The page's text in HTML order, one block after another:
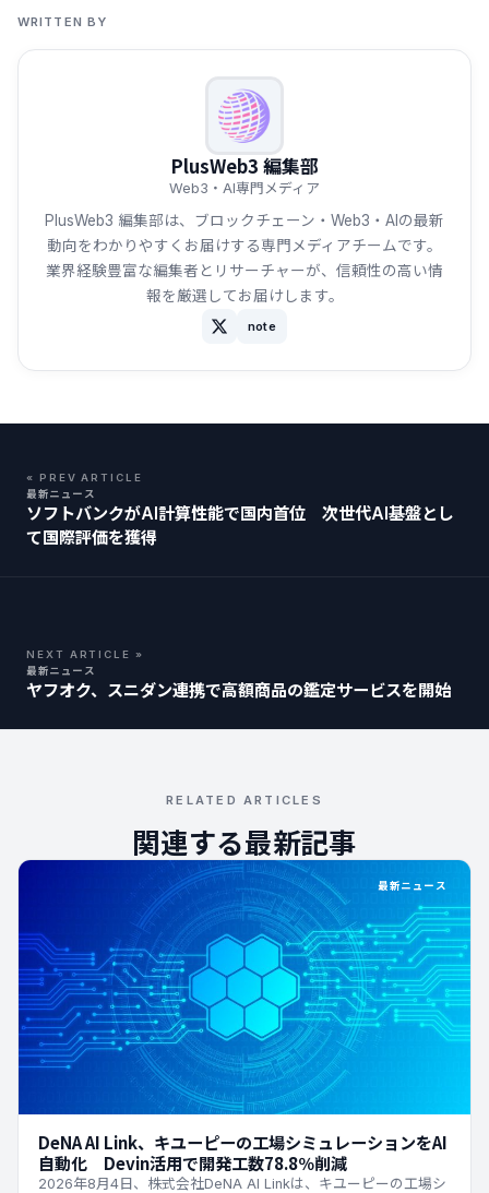
WRITTEN BY
PlusWeb3 編集部
Web3・AI専門メディア
PlusWeb3 編集部は、ブロックチェーン・Web3・AIの最新
動向をわかりやすくお届けする専門メディアチームです。
業界経験豊富な編集者とリサーチャーが、信頼性の高い情
報を厳選してお届けします。
note
« PREV ARTICLE
最新ニュース
ソフトバンクがAI計算性能で国内首位 次世代AI基盤とし
て国際評価を獲得
NEXT ARTICLE »
最新ニュース
ヤフオク、スニダン連携で高額商品の鑑定サービスを開始
RELATED ARTICLES
関連する最新記事
最新ニュース
DeNA AI Link、キユーピーの工場シミュレーションをAI
自動化 Devin活用で開発工数78.8％削減
2026年8月4日、株式会社DeNA AI Linkは、キユーピーの工場シ